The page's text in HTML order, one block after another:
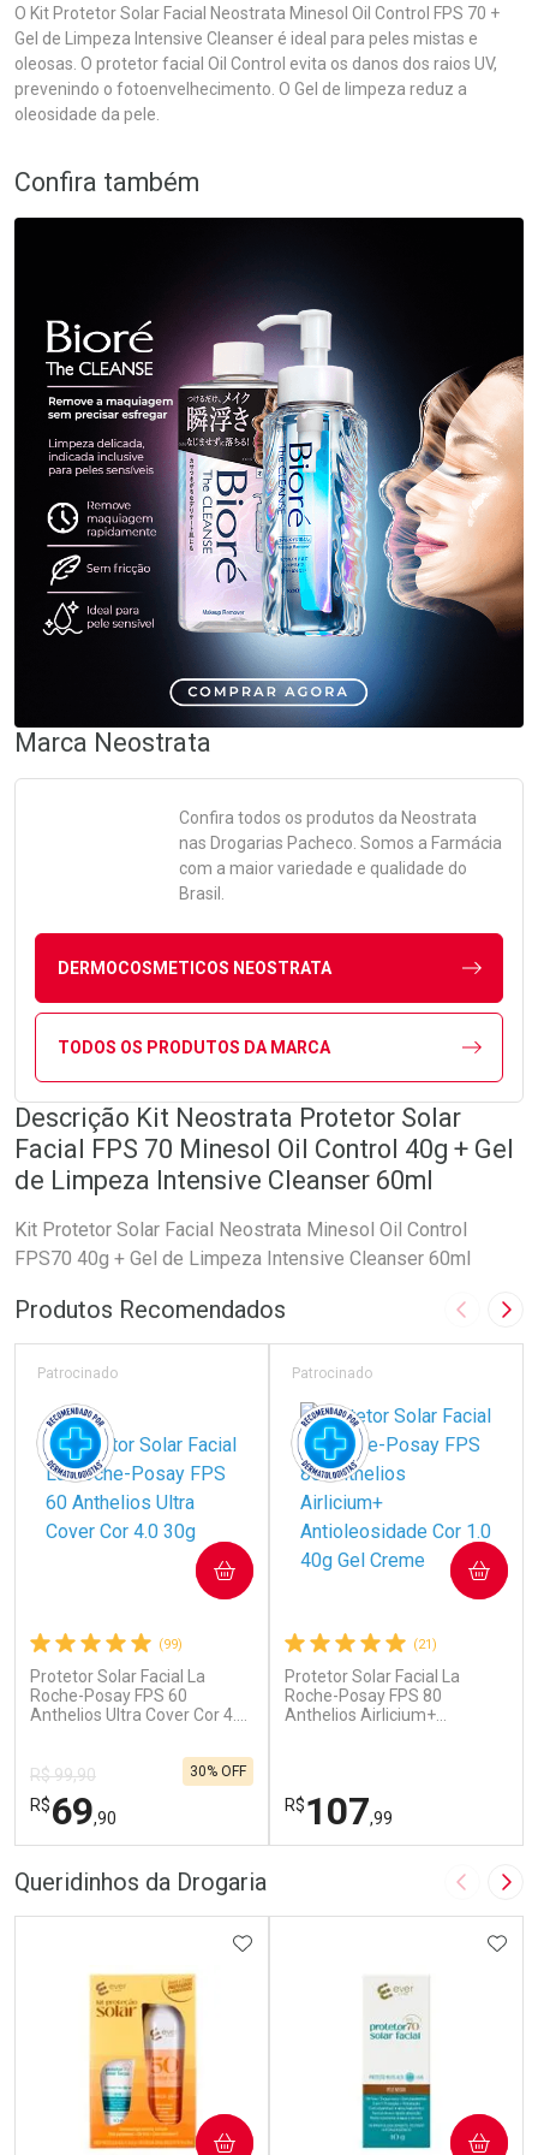
O Kit Protetor Solar Facial Neostrata Minesol Oil Control FPS 70 +
Gel de Limpeza Intensive Cleanser é ideal para peles mistas e
oleosas. O protetor facial Oil Control evita os danos dos raios UV,
prevenindo o fotoenvelhecimento. O Gel de limpeza reduz a
oleosidade da pele.
Confira também
Marca Neostrata
Confira todos os produtos da Neostrata
nas Drogarias Pacheco. Somos a Farmácia
com a maior variedade e qualidade do
Brasil.
DERMOCOSMETICOS NEOSTRATA
TODOS OS PRODUTOS DA MARCA
Descrição Kit Neostrata Protetor Solar
Facial FPS 70 Minesol Oil Control 40g + Gel
de Limpeza Intensive Cleanser 60ml
Kit Protetor Solar Facial Neostrata Minesol Oil Control
FPS70 40g + Gel de Limpeza Intensive Cleanser 60ml
Produtos Recomendados Imagem
(99)
Protetor Solar Facial La
Roche-Posay FPS 60
Anthelios Ultra Cover Cor 4.0
Patrocinado
R$ 99,90
R$69,90
30% OFF
COMPRAR
(21)
Protetor Solar Facial La
Roche-Posay FPS 80
Anthelios Airlicium+
Patrocinado
R$107,99
COMPRAR
Queridinhos da Drogaria Imagem
ADICIONAR AOS FAVORITOS
COMPRAR COMPRAR